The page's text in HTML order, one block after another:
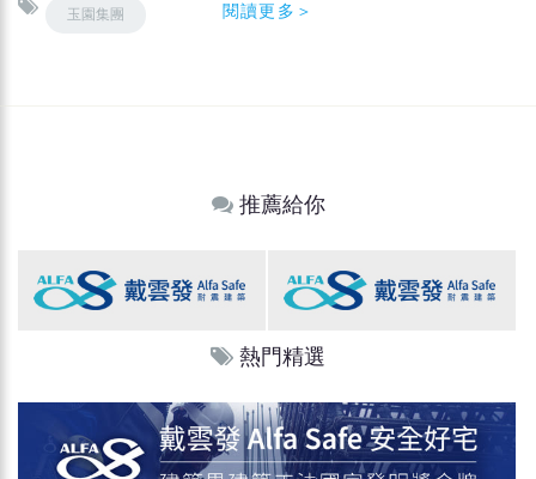
玉園集團 閱讀更多＞
推薦給你
熱門精選